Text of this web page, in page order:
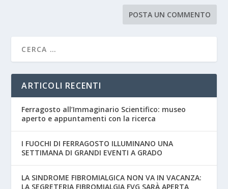
ARTICOLI RECENTI
Ferragosto all’Immaginario Scientifico: museo
aperto e appuntamenti con la ricerca
I FUOCHI DI FERRAGOSTO ILLUMINANO UNA
SETTIMANA DI GRANDI EVENTI A GRADO
LA SINDROME FIBROMIALGICA NON VA IN VACANZA:
LA SEGRETERIA FIBROMIALGIA FVG SARÀ APERTA